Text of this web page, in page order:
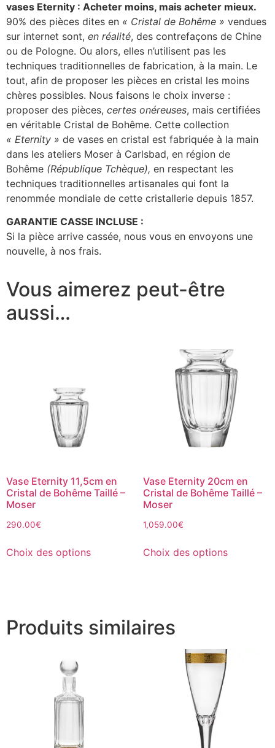
vases Eternity : Acheter moins, mais acheter mieux.
90% des pièces dites en « Cristal de Bohême » vendues
sur internet sont, en réalité, des contrefaçons de Chine
ou de Pologne. Ou alors, elles n’utilisent pas les
techniques traditionnelles de fabrication, à la main. Le
tout, afin de proposer les pièces en cristal les moins
chères possibles. Nous faisons le choix inverse :
proposer des pièces, certes onéreuses, mais certifiées
en véritable Cristal de Bohême. Cette collection
« Eternity » de vases en cristal est fabriquée à la main
dans les ateliers Moser à Carlsbad, en région de
Bohême (République Tchèque), en respectant les
techniques traditionnelles artisanales qui font la
renommée mondiale de cette cristallerie depuis 1857.
GARANTIE CASSE INCLUSE :
Si la pièce arrive cassée, nous vous en envoyons une
nouvelle, à nos frais.
Vous aimerez peut-être
aussi…
Vase Eternity 11,5cm en
Cristal de Bohême Taillé –
Moser
290.00€
Choix des options
Vase Eternity 20cm en
Cristal de Bohême Taillé –
Moser
1,059.00€
Choix des options
Produits similaires